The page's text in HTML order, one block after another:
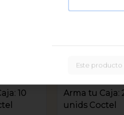
10
Arma tu Caja:
unids Coctel
Este producto